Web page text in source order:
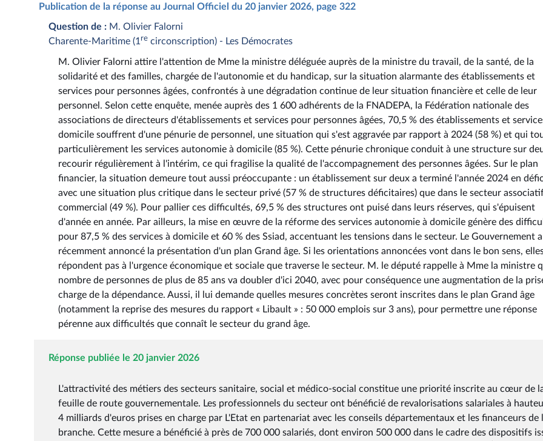
Publication de la réponse au Journal Officiel du 20 janvier 2026, page 322
Question de : M. Olivier Falorni
Charente-Maritime (1 re circonscription) - Les Démocrates
M. Olivier Falorni attire l'attention de Mme la ministre déléguée auprès de la ministre du travail, de la santé, de la
solidarité et des familles, chargée de l'autonomie et du handicap, sur la situation alarmante des établissements et
services pour personnes âgées, confrontés à une dégradation continue de leur situation financière et celle de leur
personnel. Selon cette enquête, menée auprès des 1 600 adhérents de la FNADEPA, la Fédération nationale des
associations de directeurs d'établissements et services pour personnes âgées, 70,5 % des établissements et
domicile souffrent d'une pénurie de personnel, une situation qui s'est aggravée par rapport à 2024 (58 %) et qui
particulièrement les services autonomie à domicile (85 %). Cette pénurie chronique conduit à une structure sur
recourir régulièrement à l'intérim, ce qui fragilise la qualité de l'accompagnement des personnes âgées. Sur le plan
financier, la situation demeure tout aussi préoccupante : un établissement sur deux a terminé l'année 2024 en
avec une situation plus critique dans le secteur privé (57 % de structures déficitaires) que dans le secteur
commercial (49 %). Pour pallier ces difficultés, 69,5 % des structures ont puisé dans leurs réserves, qui s'épuisent
d'année en année. Par ailleurs, la mise en œuvre de la réforme des services autonomie à domicile génère des
pour 87,5 % des services à domicile et 60 % des Ssiad, accentuant les tensions dans le secteur. Le Gouvernement a
récemment annoncé la présentation d'un plan Grand âge. Si les orientations annoncées vont dans le bon sens,
répondent pas à l'urgence économique et sociale que traverse le secteur. M. le député rappelle à Mme la ministre
nombre de personnes de plus de 85 ans va doubler d'ici 2040, avec pour conséquence une augmentation de la
charge de la dépendance. Aussi, il lui demande quelles mesures concrètes seront inscrites dans le plan Grand âge
(notamment la reprise des mesures du rapport « Libault » : 50 000 emplois sur 3 ans), pour permettre une réponse
pérenne aux difficultés que connaît le secteur du grand âge.
Réponse publiée le 20 janvier 2026
L'attractivité des métiers des secteurs sanitaire, social et médico-social constitue une priorité inscrite au cœur de
feuille de route gouvernementale. Les professionnels du secteur ont bénéficié de revalorisations salariales à
4 milliards d'euros prises en charge par L'Etat en partenariat avec les conseils départementaux et les financeurs de
branche. Cette mesure a bénéficié à près de 700 000 salariés, dont environ 500 000 dans le cadre des dispositifs